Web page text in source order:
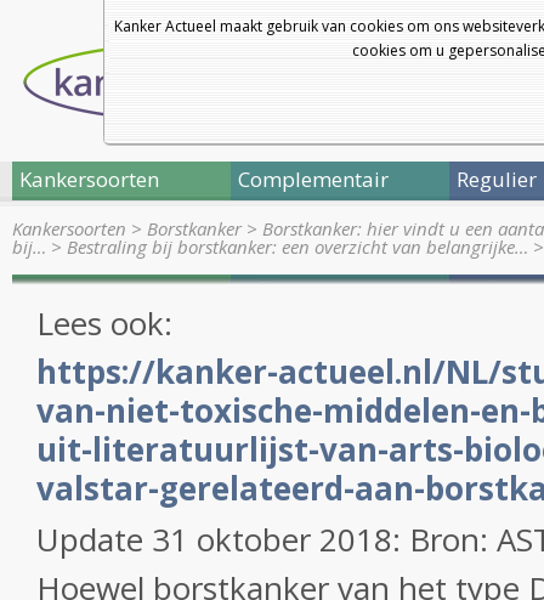
Kanker Actueel maakt gebruik van cookies om ons
cookies om u
Kankersoorten Complementair Regulier
Kankersoorten > Borstkanker> Borstkanker: hier vindt u een
bij… > Bestraling bij borstkanker: een overzicht van belangrijke…
Lees ook:
https://kanker-actueel.nl/NL/
van-niet-toxische-middelen-en-
uit-literatuurlijst-van-arts-
valstar-gerelateerd-aan-
Update 31 oktober 2018: Bron:
Hoewel borstkanker van het type